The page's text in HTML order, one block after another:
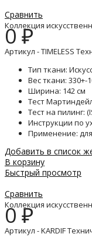
Сравнить
Коллекция
0₽
Артикул - TIMELESS
Тип ткани:
Вес ткани: 330+-
Ширина: 142 см
Тест
Тест на пилинг:
Инструкции по
Применение:
Добавить в список
В корзину
Быстрый просмотр
Сравнить
Коллекция
0₽
Артикул - KARDIF